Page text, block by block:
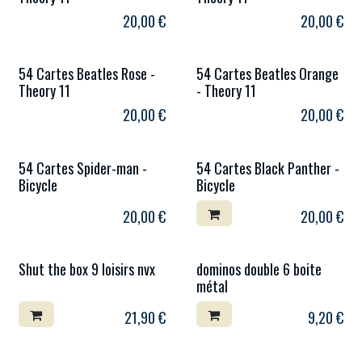
20,00€
20,00€
54 Cartes Beatles Rose -
Theory 11
20,00€
54 Cartes Beatles Orange
- Theory 11
20,00€
54 Cartes Spider-man -
Bicycle
20,00€
54 Cartes Black Panther -
Bicycle
20,00€
Shut the box 9 loisirs nvx
21,90€
dominos double 6 boite
métal
9,20€